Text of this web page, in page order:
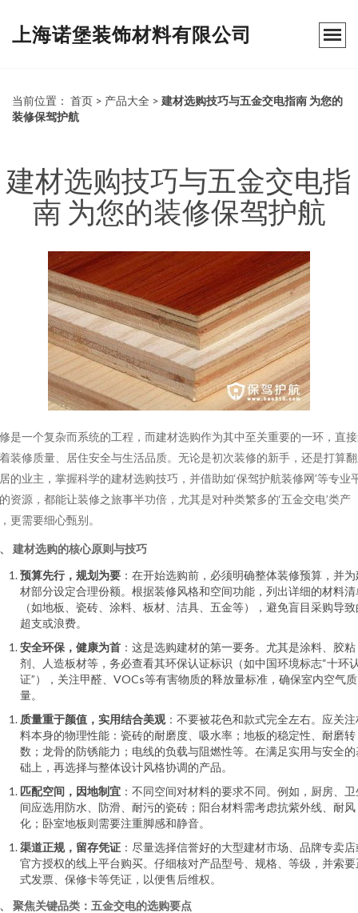
上海诺堡装饰材料有限公司
当前位置： 首页 > 产品大全 > 建材选购技巧与五金交电指南 为您的
装修保驾护航
建材选购技巧与五金交电指
南 为您的装修保驾护航
是一个复杂而系统的工程，而建材选购作为其中至关重要的一环，直
装修质量、居住安全与生活品质。无论是初次装修的新手，还是打算
的业主，掌握科学的建材选购技巧，并借助如‘保驾护航装修网’等专业
资源，都能让装修之旅事半功倍，尤其是对种类繁多的‘五金交电’类产
更需要细心甄别。
建材选购的核心原则与技巧
预算先行，规划为要 ：在开始选购前，必须明确整体装修预算，并
材部分设定合理份额。根据装修风格和空间功能，列出详细的材料清
（如地板、瓷砖、涂料、板材、洁具、五金等），避免盲目采购导
超支或浪费。
安全环保，健康为首 ：这是选购建材的第一要务。尤其是涂料、胶粘
剂、人造板材等，务必查看其环保认证标识（如中国环境标志“十环
证”），关注甲醛、VOCs等有害物质的释放量标准，确保室内空气质
量。
质量重于颜值，实用结合美观：不要被花色和款式完全左右。应关注
料本身的物理性能：瓷砖的耐磨度、吸水率；地板的稳定性、耐磨转
数；龙骨的防锈能力；电线的负载与阻燃性等。在满足实用与安全的
础上，再选择与整体设计风格协调的产品。
匹配空间，因地制宜 ：不同空间对材料的要求不同。例如，厨房、
间应选用防水、防滑、耐污的瓷砖；阳台材料需考虑抗紫外线、耐风
化；卧室地板则需要注重脚感和静音。
渠道正规，留存凭证 ：尽量选择信誉好的大型建材市场、品牌专卖
官方授权的线上平台购买。仔细核对产品型号、规格、等级，并索要
式发票、保修卡等凭证，以便售后维权。
聚焦关键品类：五金交电的选购要点